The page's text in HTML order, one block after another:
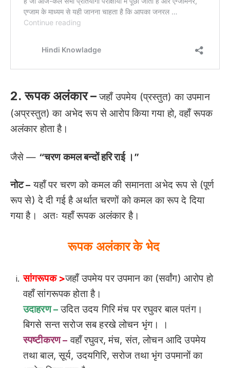
2. रूपक अलंकार –जहाँ उपमेय (प्रस्तुत) का उपमान
(अप्रस्तुत) का अभेद रूप से आरोप किया गया हो, वहाँ रूपक
अलंकार होता है।
जैसे — “चरण कमल बन्दों हरि राई ।”
नोट – यहाँ पर चरण को कमल की समानता अभेद रूप से (पूर्ण
रूप से) दे दी गई है अर्थात चरणों को कमल का रूप दे दिया
गया है। अतः यहाँ रूपक अलंकार है।
रूपक अलंकार के भेद
सांगरूपक >जहाँ उपमेय पर उपमान का (सर्वांग) आरोप हो
वहाँ सांगरूपक होता है।
उदाहरण –उदित उदय गिरि मंच पर रघुवर बाल पतंग।
बिगसे सन्त सरोज सब हरखे लोचन भृंग। ।
स्पष्टीकरण – वहाँ रघुवर, मंच, संत, लोचन आदि उपमेय
तथा बाल, सूर्य, उदयगिरि, सरोज तथा भृंग उपमानों का